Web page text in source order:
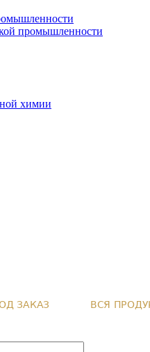
промышленности
химии